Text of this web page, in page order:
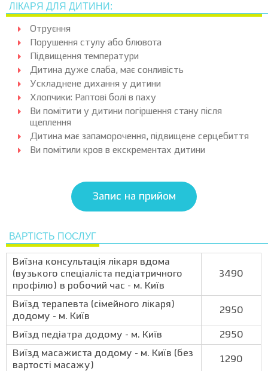
ЛІКАРЯ ДЛЯ ДИТИНИ:
Отруєння
Порушення стулу або блювота
Підвищення температури
Дитина дуже слаба, має сонливість
Ускладнене дихання у дитини
Хлопчики: Раптові болі в паху
Ви помітити у дитини погіршення стану після
щеплення
Дитина має запаморочення, підвищене серцебиття
Ви помітили кров в екскрементах дитини
Запис на прийом
ВАРТІСТЬ ПОСЛУГ
Виїзна консультація лікаря вдома
(вузького спеціаліста педіатричного
профілю) в робочий час - м. Київ
3490
Виїзд терапевта (сімейного лікаря)
додому - м. Київ
2950
Виїзд педіатра додому - м. Київ
2950
Виїзд масажиста додому - м. Київ (без
вартості масажу)
1290